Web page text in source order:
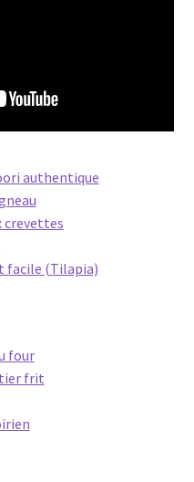
authentique
crevettes
facile (Tilapia)
four
frit